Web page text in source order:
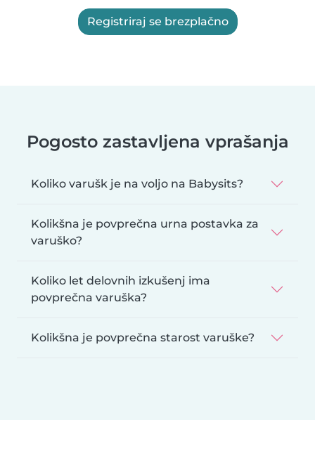
Registriraj se brezplačno
Pogosto zastavljena vprašanja
Koliko varušk je na voljo na Babysits?
Kolikšna je povprečna urna postavka za
varuško?
Koliko let delovnih izkušenj ima
povprečna varuška?
Kolikšna je povprečna starost varuške?